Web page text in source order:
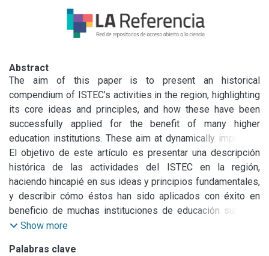
Abstract
The aim of this paper is to present an historical
compendium of ISTEC’s activities in the region, highlighting
its core ideas and principles, and how these have been
successfully applied for the benefit of many higher
education institutions. These aim at dynamically improving
the quality of quant coveraand access to of education in
Latin America. They reflect ISTEC’s multidisciplinary
approach, based on entrepreneurial activities, not only to
educate engineers but to produce the next generation of
leaders the region needs. Latin America must be placed in
the world map of education, innovation, generation of
El objetivo de este artículo es presentar una descripción
histórica de las actividades del ISTEC en la región,
haciendo hincapié en sus ideas y principios fundamentales,
y describir cómo éstos han sido aplicados con éxito en
beneficio de muchas instituciones de educación superior.
Éstas tienen el objetivo de mejorar dinámicamente la
Show more
Palabras clave